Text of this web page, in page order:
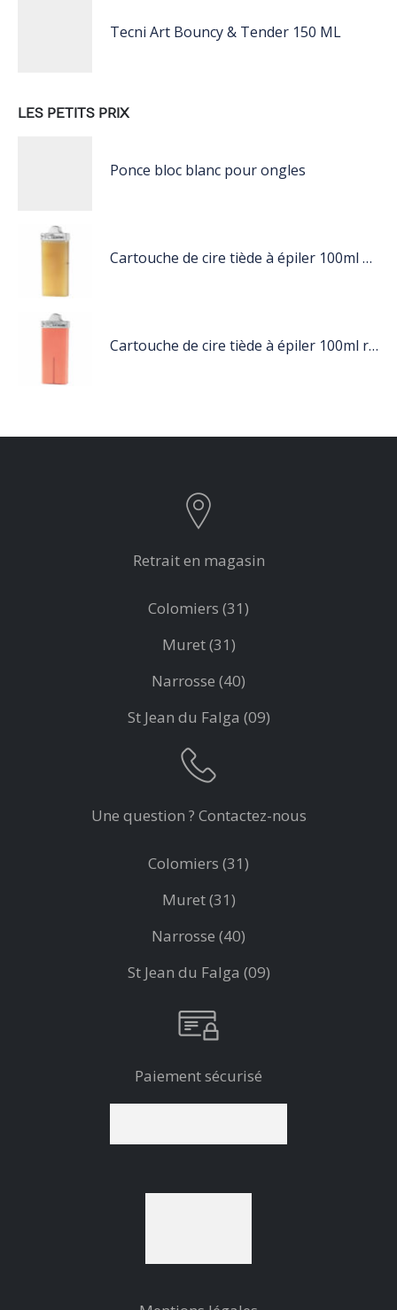
Tecni Art Bouncy & Tender 150 ML
LES PETITS PRIX
Ponce bloc blanc pour ongles
Cartouche de cire tiède à épiler 100ml miel
Cartouche de cire tiède à épiler 100ml rose
Retrait en magasin
Colomiers (31)
Muret (31)
Narrosse (40)
St Jean du Falga (09)
Une question ? Contactez-nous
Colomiers (31)
Muret (31)
Narrosse (40)
St Jean du Falga (09)
Paiement sécurisé